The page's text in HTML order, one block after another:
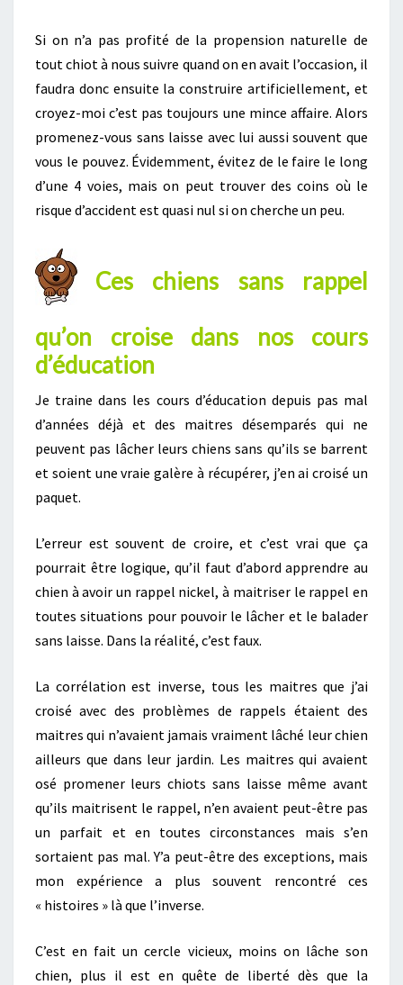
Si on n’a pas profité de la propension naturelle de
tout chiot à nous suivre quand on en avait l’occasion, il
faudra donc ensuite la construire artificiellement, et
croyez-moi c’est pas toujours une mince affaire. Alors
promenez-vous sans laisse avec lui aussi souvent que
vous le pouvez. Évidemment, évitez de le faire le long
d’une 4 voies, mais on peut trouver des coins où le
risque d’accident est quasi nul si on cherche un peu.
Ces chiens sans rappel
qu’on croise dans nos cours
d’éducation
Je traine dans les cours d’éducation depuis pas mal
d’années déjà et des maitres désemparés qui ne
peuvent pas lâcher leurs chiens sans qu’ils se barrent
et soient une vraie galère à récupérer, j’en ai croisé un
paquet.
L’erreur est souvent de croire, et c’est vrai que ça
pourrait être logique, qu’il faut d’abord apprendre au
chien à avoir un rappel nickel, à maitriser le rappel en
toutes situations pour pouvoir le lâcher et le balader
sans laisse. Dans la réalité, c’est faux.
La corrélation est inverse, tous les maitres que j’ai
croisé avec des problèmes de rappels étaient des
maitres qui n’avaient jamais vraiment lâché leur chien
ailleurs que dans leur jardin. Les maitres qui avaient
osé promener leurs chiots sans laisse même avant
qu’ils maitrisent le rappel, n’en avaient peut-être pas
un parfait et en toutes circonstances mais s’en
sortaient pas mal. Y’a peut-être des exceptions, mais
mon expérience a plus souvent rencontré ces
« histoires » là que l’inverse.
C’est en fait un cercle vicieux, moins on lâche son
chien, plus il est en quête de liberté dès que la